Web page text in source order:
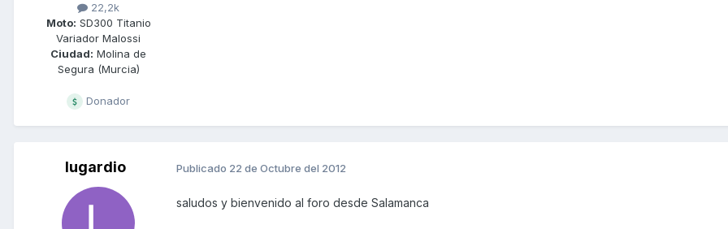
22,2k
Moto: SD300 Titanio
Variador Malossi
Ciudad: Molina de
Segura (Murcia)
Donador
lugardio Publicado 22 de Octubre del 2012
saludos y bienvenido al foro desde Salamanca